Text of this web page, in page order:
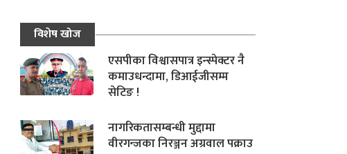
विशेष खोज
एसपीका विश्वासपात्र इन्स्पेक्टर नै
कमाउधन्दामा, डिआईजीसम्म
सेटिङ !
नागरिकतासम्बन्धी मुद्दामा
वीरगन्जका निरञ्जन अग्रवाल पक्राउ